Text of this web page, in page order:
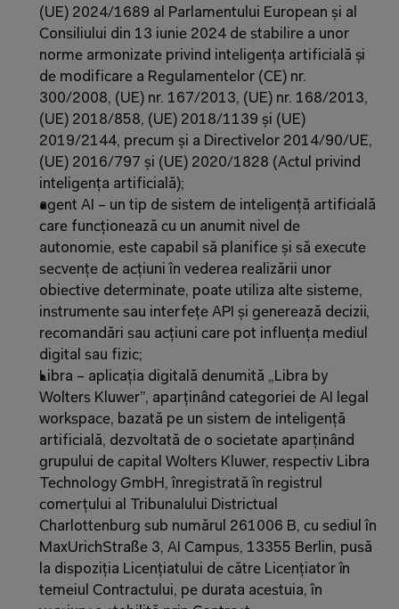
(UE) 2024/1689 al Parlamentului European și al
Consiliului din 13 iunie 2024 de stabilire a unor
norme armonizate privind inteligența artificială și
de modificare a Regulamentelor (CE) nr.
300/2008, (UE) nr. 167/2013, (UE) nr. 168/2013,
(UE) 2018/858, (UE) 2018/1139 și (UE)
2019/2144, precum și a Directivelor 2014/90/UE,
(UE) 2016/797 și (UE) 2020/1828 (Actul privind
inteligența artificială);
agent AI – un tip de sistem de inteligență artificială
care funcționează cu un anumit nivel de
autonomie, este capabil să planifice și să execute
secvențe de acțiuni în vederea realizării unor
obiective determinate, poate utiliza alte sisteme,
instrumente sau interfețe API și generează decizii,
recomandări sau acțiuni care pot influența mediul
digital sau fizic;
Libra – aplicația digitală denumită „Libra by
Wolters Kluwer”, aparținând categoriei de AI legal
workspace, bazată pe un sistem de inteligență
artificială, dezvoltată de o societate aparținând
grupului de capital Wolters Kluwer, respectiv Libra
Technology GmbH, înregistrată în registrul
comerțului al Tribunalului Districtual
Charlottenburg sub numărul 261006 B, cu sediul în
MaxUrichStraße 3, AI Campus, 13355 Berlin, pusă
la dispoziția Licențiatului de către Licențiator în
temeiul Contractului, pe durata acestuia, în